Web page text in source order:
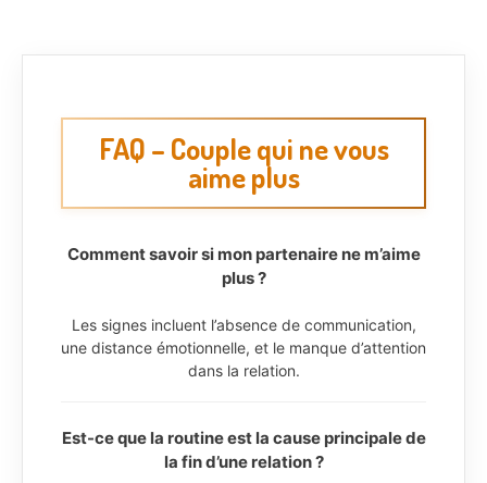
FAQ – Couple qui ne vous
aime plus
Comment savoir si mon partenaire ne m’aime
plus ?
Les signes incluent l’absence de communication,
une distance émotionnelle, et le manque d’attention
dans la relation.
Est-ce que la routine est la cause principale de
la fin d’une relation ?